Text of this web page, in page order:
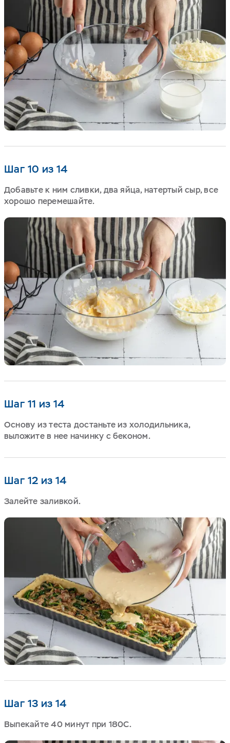
Шаг 10 из 14
Добавьте к ним сливки, два яйца, натертый сыр, все
хорошо перемешайте.
Шаг 11 из 14
Основу из теста достаньте из холодильника,
выложите в нее начинку с беконом.
Шаг 12 из 14
Залейте заливкой.
Шаг 13 из 14
Выпекайте 40 минут при 180С.